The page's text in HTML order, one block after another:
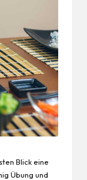
Blick eine
Übung und